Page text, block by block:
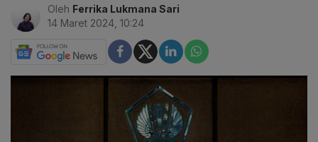
Oleh Ferrika Lukmana Sari
14 Maret 2024, 10:24